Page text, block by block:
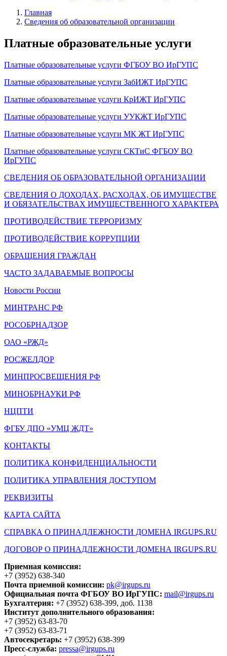
Главная
Сведения об образовательной организации
Платные образовательные услуги
Платные образовательные услуги ФГБОУ ВО ИрГУПС
Платные образовательные услуги ЗабИЖТ ИрГУПС
Платные образовательные услуги КрИЖТ ИрГУПС
Платные образовательные услуги УУКЖТ ИрГУПС
Платные образовательные услуги МК ЖТ ИрГУПС
Платные образовательные услуги СКТиС ФГБОУ ВО
ИрГУПС
СВЕДЕНИЯ ОБ ОБРАЗОВАТЕЛЬНОЙ ОРГАНИЗАЦИИ
СВЕДЕНИЯ О ДОХОДАХ, РАСХОДАХ, ОБ ИМУЩЕСТВЕ
И ОБЯЗАТЕЛЬСТВАХ ИМУЩЕСТВЕННОГО ХАРАКТЕРА
ПРОТИВОДЕЙСТВИЕ ТЕРРОРИЗМУ
ПРОТИВОДЕЙСТВИЕ КОРРУПЦИИ
ОБРАЩЕНИЯ ГРАЖДАН
ЧАСТО ЗАДАВАЕМЫЕ ВОПРОСЫ
Новости России
МИНТРАНС РФ
РОСОБРНАДЗОР
ОАО «РЖД»
РОСЖЕЛДОР
МИНПРОСВЕЩЕНИЯ РФ
МИНОБРНАУКИ РФ
НЦПТИ
ФГБУ ДПО «УМЦ ЖДТ»
КОНТАКТЫ
ПОЛИТИКА КОНФИДЕНЦИАЛЬНОСТИ
ПОЛИТИКА УПРАВЛЕНИЯ ДОСТУПОМ
РЕКВИЗИТЫ
КАРТА САЙТА
СПРАВКА О ПРИНАДЛЕЖНОСТИ ДОМЕНА IRGUPS.RU
ДОГОВОР О ПРИНАДЛЕЖНОСТИ ДОМЕНА IRGUPS.RU
Приемная комиссия:
+7 (3952) 638-340
Почта приемной комиссии: pk@irgups.ru
Официальная почта ФГБОУ ВО ИрГУПС: mail@irgups.ru
Бухгалтерия: +7 (3952) 638-399, доб. 1138
Институт дополнительного образования:
+7 (3952) 63-83-70
+7 (3952) 63-83-71
Автосекретарь: +7 (3952) 638-399
Пресс-служба: pressa@irgups.ru